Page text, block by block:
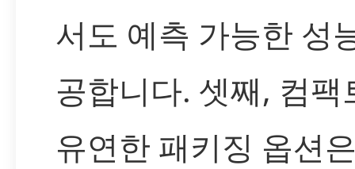
서도 예측 가능한 성
공합니다. 셋째, 컴팩
유연한 패키징 옵션